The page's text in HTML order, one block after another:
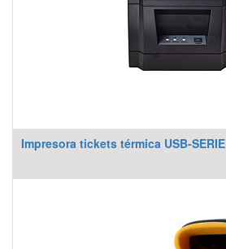
Impresora tickets térmica USB-SERIE